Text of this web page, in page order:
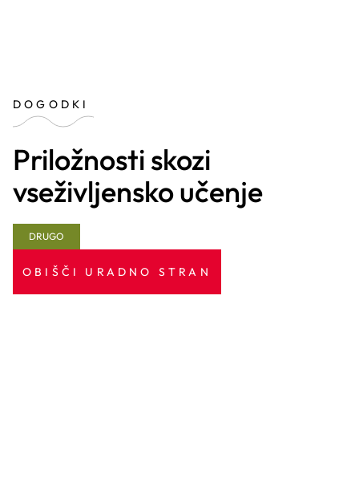
DOGODKI
Priložnosti skozi
vseživljensko učenje
DRUGO
OBIŠČI URADNO STRAN